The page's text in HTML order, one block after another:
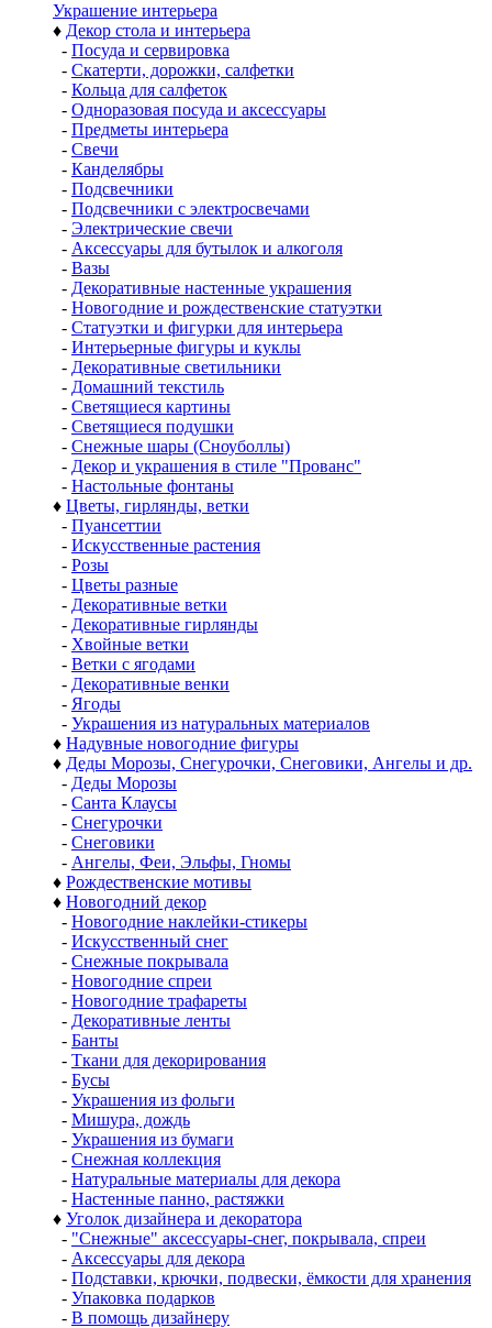
Украшение интерьера
♦ Декор стола и интерьера
- Посуда и сервировка
- Скатерти, дорожки, салфетки
- Кольца для салфеток
- Одноразовая посуда и аксессуары
- Предметы интерьера
- Свечи
- Канделябры
- Подсвечники
- Подсвечники с электросвечами
- Электрические свечи
- Аксессуары для бутылок и алкоголя
- Вазы
- Декоративные настенные украшения
- Новогодние и рождественские статуэтки
- Статуэтки и фигурки для интерьера
- Интерьерные фигуры и куклы
- Декоративные светильники
- Домашний текстиль
- Светящиеся картины
- Светящиеся подушки
- Снежные шары (Сноуболлы)
- Декор и украшения в стиле "Прованс"
- Настольные фонтаны
♦ Цветы, гирлянды, ветки
- Пуансеттии
- Искусственные растения
- Розы
- Цветы разные
- Декоративные ветки
- Декоративные гирлянды
- Хвойные ветки
- Ветки с ягодами
- Декоративные венки
- Ягоды
- Украшения из натуральных материалов
♦ Надувные новогодние фигуры
♦ Деды Морозы, Снегурочки, Снеговики, Ангелы и др.
- Деды Морозы
- Санта Клаусы
- Снегурочки
- Снеговики
- Ангелы, Феи, Эльфы, Гномы
♦ Рождественские мотивы
♦ Новогодний декор
- Новогодние наклейки-стикеры
- Искусственный снег
- Снежные покрывала
- Новогодние спреи
- Новогодние трафареты
- Декоративные ленты
- Банты
- Ткани для декорирования
- Бусы
- Украшения из фольги
- Мишура, дождь
- Украшения из бумаги
- Снежная коллекция
- Натуральные материалы для декора
- Настенные панно, растяжки
♦ Уголок дизайнера и декоратора
- "Снежные" аксессуары-снег, покрывала, спреи
- Аксессуары для декора
- Подставки, крючки, подвески, ёмкости для хранения
- Упаковка подарков
- В помощь дизайнеру